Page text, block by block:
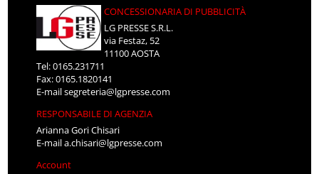
CONCESSIONARIA DI PUBBLICITÀ
LG PRESSE S.R.L.
via Festaz, 52
11100 AOSTA
Tel: 0165.231711
Fax: 0165.1820141
E-mailsegreteria@lgpresse.com
RESPONSABILE DI AGENZIA
Arianna Gori Chisari
E-maila.chisari@lgpresse.com
Account